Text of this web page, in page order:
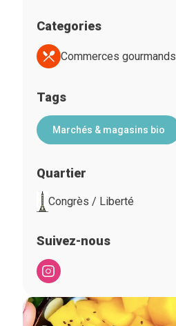
Categories
Commerces gourmands
Tags
Marchés & magasins bio
Quartier
Congrès / Liberté
Suivez-nous